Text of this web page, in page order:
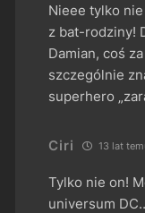
Nieee tylko
z bat-rodziny!
Damian, coś
szczególnie
superhero
Ciri 13 lat
Tylko nie on!
universum